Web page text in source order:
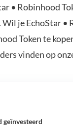
• Robinhood
. Wil je EchoStar •
Token te
vinden op
geïnvesteerd